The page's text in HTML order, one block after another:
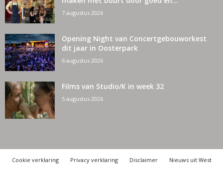
7 augustus 2026
Opening Night van Concertgebouworkest
dit jaar in Oosterpark
6 augustus 2026
Films van Studio/K in week 32
5 augustus 2026
Cookie verklaring Privacy verklaring Disclaimer
Nieuws uit West